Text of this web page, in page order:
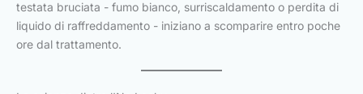
testata bruciata - fumo bianco, surriscaldamento o perdita di
liquido di raffreddamento - iniziano a scomparire entro poche
ore dal trattamento.